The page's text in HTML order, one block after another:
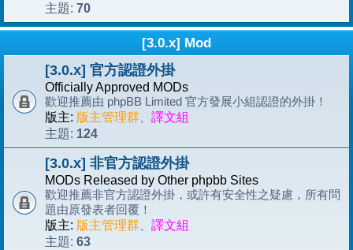
主題: 70
[3.0.x] Mod
[3.0.x] 官方認證外掛
Officially Approved MODs
歡迎推薦由 phpBB Limited 官方發展小組認證的外掛！
版主: 版主管理群
譯文組
主題: 124
[3.0.x] 非官方認證外掛
MODs Released by Other phpbb Sites
歡迎推薦非官方認證外掛，或許有安全性之疑慮，所有問
題由原發表者回覆！
版主: 版主管理群
譯文組
主題: 63